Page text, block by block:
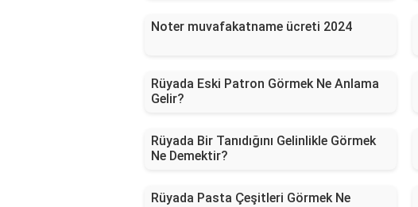
Noter muvafakatname ücreti 2024
Rüyada Eski Patron Görmek Ne Anlama
Gelir?
Rüyada Bir Tanıdığını Gelinlikle Görmek
Ne Demektir?
Rüyada Pasta Çeşitleri Görmek Ne